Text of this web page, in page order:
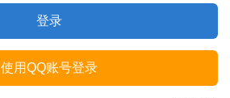
登录
使用QQ账号登录